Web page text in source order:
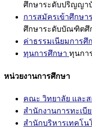
ศึกษาระดับปริญญ
การสมัครเข้าศึกษ
ศึกษาระดับบัณฑิตศึ
ค่าธรรมเนียมการศึ
ทุนการศึกษา ทุนกา
หน่วยงานการศึกษา
คณะ วิทยาลัย และ
สำนักงานการทะเบี
สำนักบริหารเทคโน